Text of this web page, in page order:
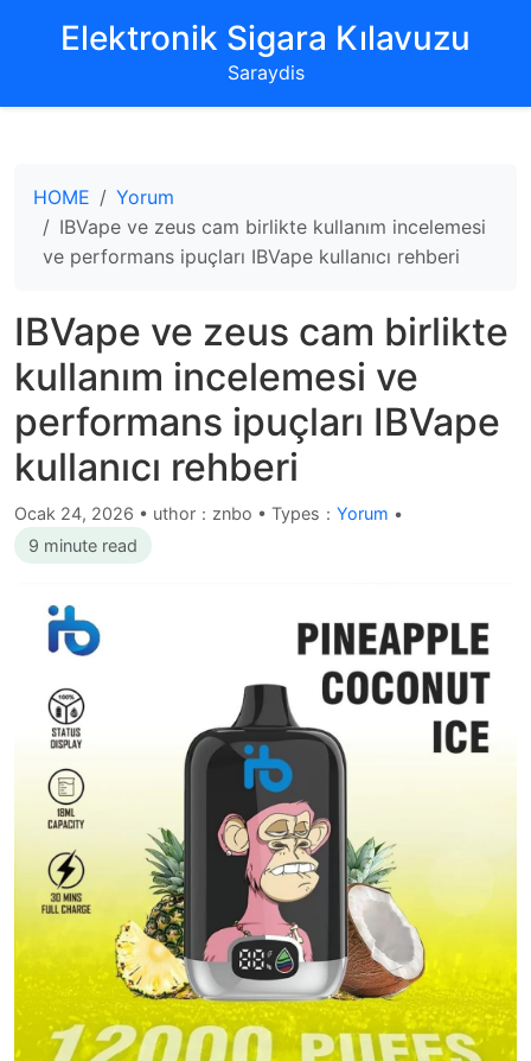
‌Elektronik Sigara Kılavuzu‌
Saraydis
HOME
Yorum
IBVape ve zeus cam birlikte kullanım incelemesi
ve performans ipuçları IBVape kullanıcı rehberi
IBVape ve zeus cam birlikte
kullanım incelemesi ve
performans ipuçları IBVape
kullanıcı rehberi
Ocak 24, 2026 • uthor：znbo • Types： Yorum •
9 minute read